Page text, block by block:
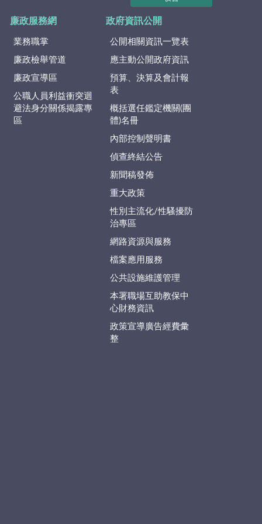
廉政服務網
業務職掌
廉政檢舉管道
廉政宣導區
公職人員利益衝突迴
避法身分關係揭露專
區
政府資訊公開
公開相關資訊一覽表
應主動公開政府資訊
預算、決算及會計報
表
概括選任鑑定機關(團
體)名冊
內部控制聲明書
偵查終結公告
新聞稿發佈
重大政策
性別主流化/性騷擾防
治專區
網路資源與服務
檔案應用服務
公共設施維護管理
本署職場互助教保中
心財務資訊
政策宣導廣告經費彙
整